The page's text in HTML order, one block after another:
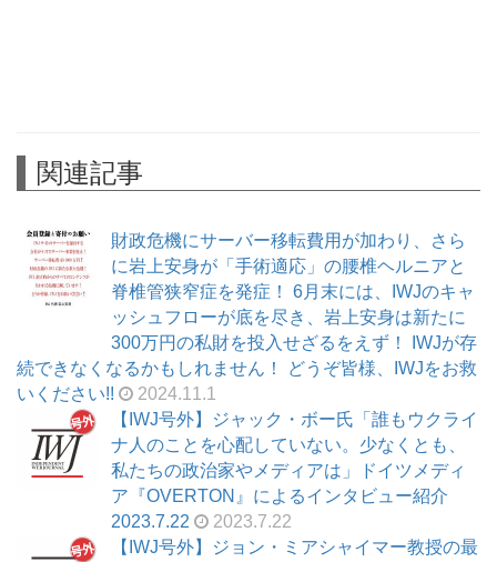
関連記事
財政危機にサーバー移転費用が加わり、さら
に岩上安身が「手術適応」の腰椎ヘルニアと
脊椎管狭窄症を発症！ 6月末には、IWJのキャ
ッシュフローが底を尽き、岩上安身は新たに
300万円の私財を投入せざるをえず！ IWJが存
続できなくなるかもしれません！ どうぞ皆様、IWJをお救
いください!!
2024.11.1
【IWJ号外】ジャック・ボー氏「誰もウクライ
ナ人のことを心配していない。少なくとも、
私たちの政治家やメディアは」ドイツメディ
ア『OVERTON』によるインタビュー紹介
2023.7.22
2023.7.22
【IWJ号外】ジョン・ミアシャイマー教授の最